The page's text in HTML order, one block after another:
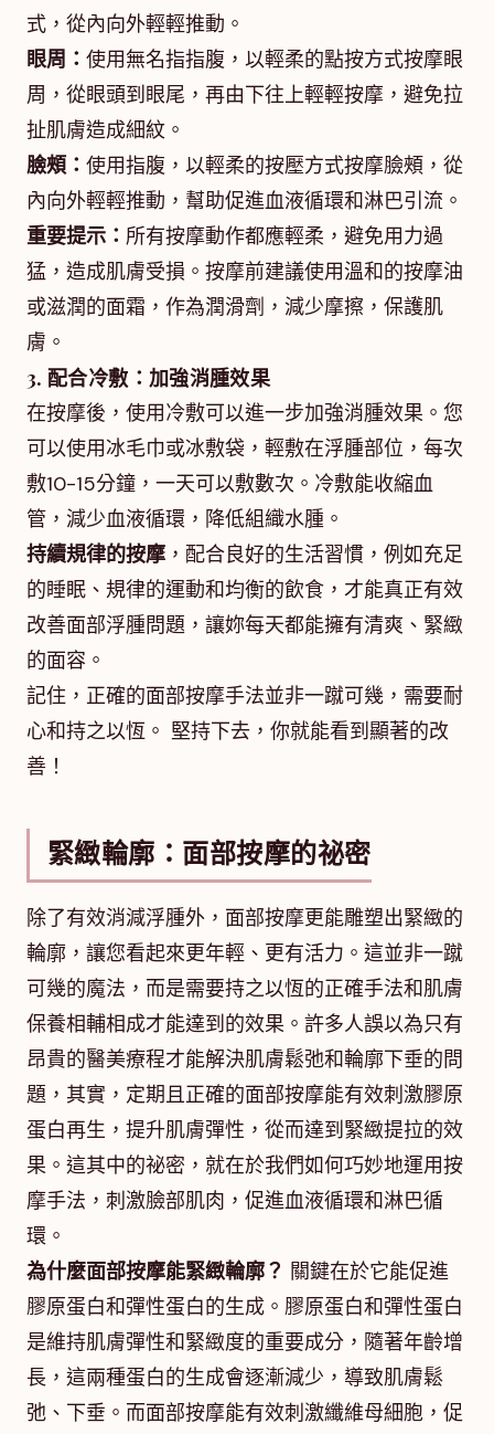
式，從內向外輕輕推動。
眼周： 使用無名指指腹，以輕柔的點按方式按摩眼
周，從眼頭到眼尾，再由下往上輕輕按摩，避免拉
扯肌膚造成細紋。
臉頰： 使用指腹，以輕柔的按壓方式按摩臉頰，從
內向外輕輕推動，幫助促進血液循環和淋巴引流。
重要提示： 所有按摩動作都應輕柔，避免用力過
猛，造成肌膚受損。按摩前建議使用溫和的按摩油
或滋潤的面霜，作為潤滑劑，減少摩擦，保護肌
膚。
3. 配合冷敷：加強消腫效果
在按摩後，使用冷敷可以進一步加強消腫效果。您
可以使用冰毛巾或冰敷袋，輕敷在浮腫部位，每次
敷10-15分鐘，一天可以敷數次。冷敷能收縮血
管，減少血液循環，降低組織水腫。
持續規律的按摩 ，配合良好的生活習慣，例如充足
的睡眠、規律的運動和均衡的飲食，才能真正有效
改善面部浮腫問題，讓妳每天都能擁有清爽、緊緻
的面容。
記住，正確的面部按摩手法並非一蹴可幾，需要耐
心和持之以恆。 堅持下去，你就能看到顯著的改
善！
緊緻輪廓：面部按摩的祕密
除了有效消減浮腫外，面部按摩更能雕塑出緊緻的
輪廓，讓您看起來更年輕、更有活力。這並非一蹴
可幾的魔法，而是需要持之以恆的正確手法和肌膚
保養相輔相成才能達到的效果。許多人誤以為只有
昂貴的醫美療程才能解決肌膚鬆弛和輪廓下垂的問
題，其實，定期且正確的面部按摩能有效刺激膠原
蛋白再生，提升肌膚彈性，從而達到緊緻提拉的效
果。這其中的祕密，就在於我們如何巧妙地運用按
摩手法，刺激臉部肌肉，促進血液循環和淋巴循
環。
為什麼面部按摩能緊緻輪廓？ 關鍵在於它能促進
膠原蛋白和彈性蛋白的生成。膠原蛋白和彈性蛋白
是維持肌膚彈性和緊緻度的重要成分，隨著年齡增
長，這兩種蛋白的生成會逐漸減少，導致肌膚鬆
弛、下垂。而面部按摩能有效刺激纖維母細胞，促